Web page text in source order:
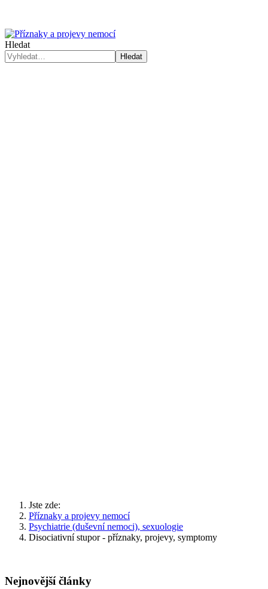
Hledat
Hledat
Jste zde:
Příznaky a projevy nemocí
Psychiatrie (duševní nemoci), sexuologie
Disociativní stupor - příznaky, projevy, symptomy
Nejnovější články